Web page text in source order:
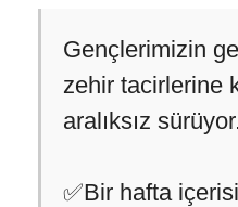
Gençlerimizin
zehir tacirlerine
aralıksız
✅Bir hafta